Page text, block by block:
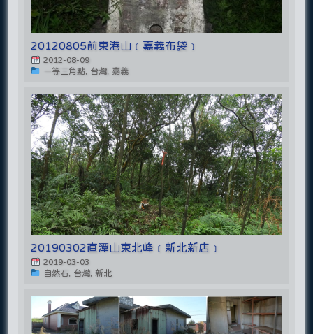
20120805前東港山﹝嘉義布袋﹞
2012-08-09
一等三角點, 台灣, 嘉義
20190302直潭山東北峰﹝新北新店﹞
2019-03-03
自然石, 台灣, 新北